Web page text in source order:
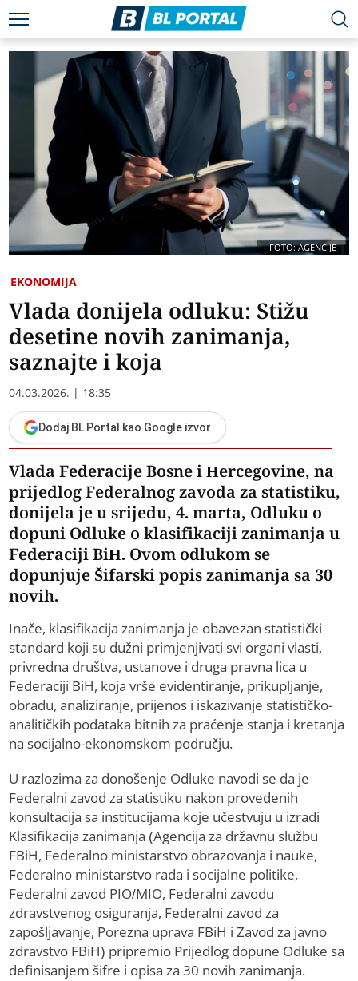
FOTO: AGENCIJE
EKONOMIJA
Vlada donijela odluku: Stižu
desetine novih zanimanja,
saznajte i koja
04.03.2026. | 18:35
Dodaj BL Portal kao Google izvor
Vlada Federacije Bosne i Hercegovine, na
prijedlog Federalnog zavoda za statistiku,
donijela je u srijedu, 4. marta, Odluku o
dopuni Odluke o klasifikaciji zanimanja u
Federaciji BiH. Ovom odlukom se
dopunjuje Šifarski popis zanimanja sa 30
novih.
Inače, klasifikacija zanimanja je obavezan statistički
standard koji su dužni primjenjivati svi organi vlasti,
privredna društva, ustanove i druga pravna lica u
Federaciji BiH, koja vrše evidentiranje, prikupljanje,
obradu, analiziranje, prijenos i iskazivanje statističko-
analitičkih podataka bitnih za praćenje stanja i kretanja
na socijalno-ekonomskom području.
U razlozima za donošenje Odluke navodi se da je
Federalni zavod za statistiku nakon provedenih
konsultacija sa institucijama koje učestvuju u izradi
Klasifikacija zanimanja (Agencija za državnu službu
FBiH, Federalno ministarstvo obrazovanja i nauke,
Federalno ministarstvo rada i socijalne politike,
Federalni zavod PIO/MIO, Federalni zavodu
zdravstvenog osiguranja, Federalni zavod za
zapošljavanje, Porezna uprava FBiH i Zavod za javno
zdravstvo FBiH) pripremio Prijedlog dopune Odluke sa
definisanjem šifre i opisa za 30 novih zanimanja.